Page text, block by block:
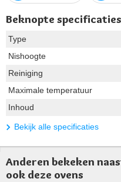
Beknopte specificaties
Type
Nishoogte
Reiniging
Maximale temperatuur
Inhoud
Bekijk alle specificaties
Anderen bekeken
ook deze ovens